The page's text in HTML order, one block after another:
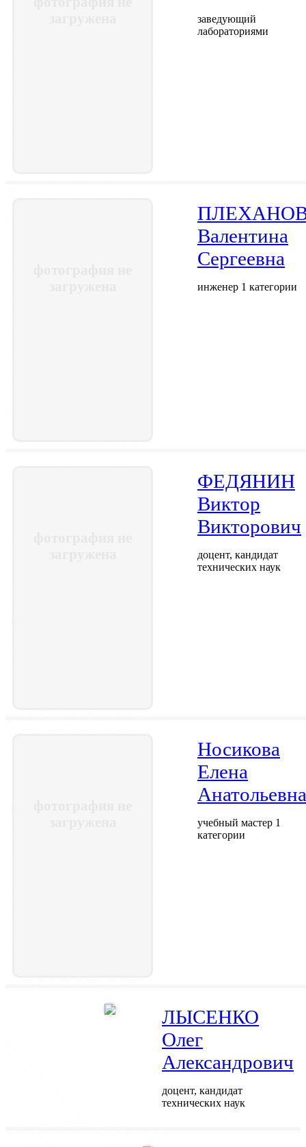
заведующий
лабораториями
Валентина
Сергеевна
инженер 1 категории
ФЕДЯНИН
Виктор
Викторович
доцент, кандидат
технических наук
Носикова
Елена
Анатольевна
учебный мастер 1
категории
ЛЫСЕНКО
Олег
Александрович
доцент, кандидат
технических наук